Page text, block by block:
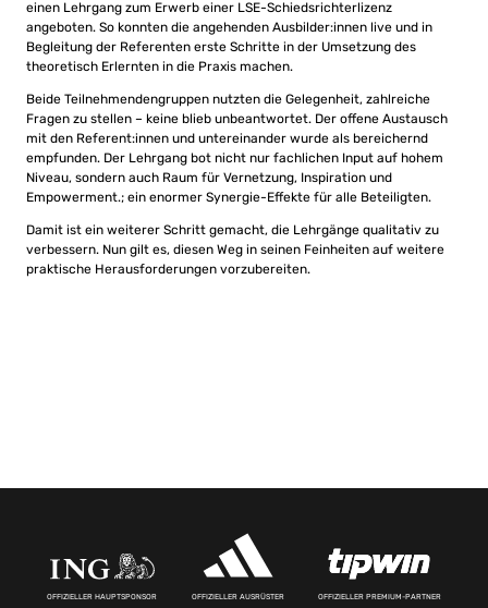
einen Lehrgang zum Erwerb einer LSE-Schiedsrichterlizenz
angeboten. So konnten die angehenden Ausbilder:innen live und in
Begleitung der Referenten erste Schritte in der Umsetzung des
theoretisch Erlernten in die Praxis machen.
Beide Teilnehmendengruppen nutzten die Gelegenheit, zahlreiche
Fragen zu stellen – keine blieb unbeantwortet. Der offene Austausch
mit den Referent:innen und untereinander wurde als bereichernd
empfunden. Der Lehrgang bot nicht nur fachlichen Input auf hohem
Niveau, sondern auch Raum für Vernetzung, Inspiration und
Empowerment.; ein enormer Synergie-Effekte für alle Beteiligten.
Damit ist ein weiterer Schritt gemacht, die Lehrgänge qualitativ zu
verbessern. Nun gilt es, diesen Weg in seinen Feinheiten auf weitere
praktische Herausforderungen vorzubereiten.
OFFIZIELLER HAUPTSPONSOR OFFIZIELLER AUSRÜSTER OFFIZIELLER PREMIUM-PARTNER